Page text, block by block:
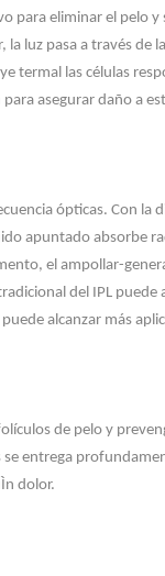
para eliminar el pelo
luz pasa a través de
termal las células
asegurar daño a
ópticas. Con la
apuntado absorbe
el ampollar-
del IPL puede
alcanzar más
de pelo y
entrega
dolor.